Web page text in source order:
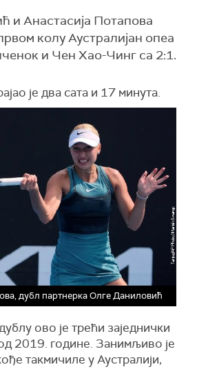
и Анастасија Потапова
колу Аустралијан опеа
и Чен Хао-Чинг са 2:1.
је два сата и 17 минута.
дубл партнерка Олге Даниловић
ово је трећи заједнички
2019. године. Занимљиво је
такмичиле у Аустралији,